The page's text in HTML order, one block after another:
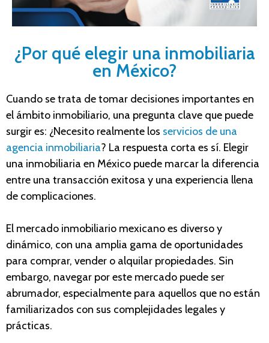
¿Por qué elegir una inmobiliaria
en México?
Cuando se trata de tomar decisiones importantes en
el ámbito inmobiliario, una pregunta clave que puede
surgir es: ¿Necesito realmente los servicios de una
agencia inmobiliaria? La respuesta corta es sí. Elegir
una inmobiliaria en México puede marcar la diferencia
entre una transacción exitosa y una experiencia llena
de complicaciones.
El mercado inmobiliario mexicano es diverso y
dinámico, con una amplia gama de oportunidades
para comprar, vender o alquilar propiedades. Sin
embargo, navegar por este mercado puede ser
abrumador, especialmente para aquellos que no están
familiarizados con sus complejidades legales y
prácticas.